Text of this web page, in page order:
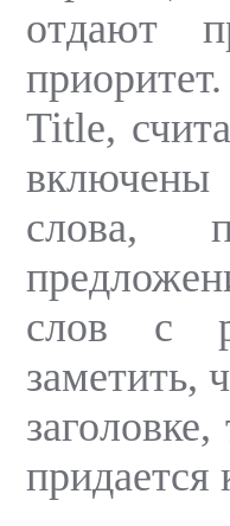
отдают
Title,
слова,
слов с
заметить,
придается